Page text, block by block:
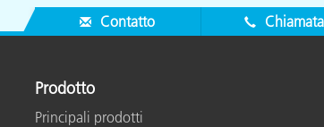
Contatto Chiamata
Prodotto
Principali prodotti